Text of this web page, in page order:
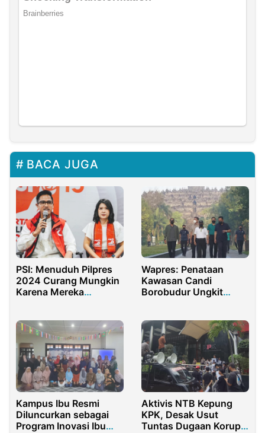
BACA JUGA
PSI: Menuduh Pilpres
2024 Curang Mungkin
Karena Mereka
Wapres: Penataan
Kawasan Candi
Borobudur Ungkit
Kampus Ibu Resmi
Diluncurkan sebagai
Program Inovasi Ibu
Aktivis NTB Kepung
KPK, Desak Usut
Tuntas Dugaan Korupsi